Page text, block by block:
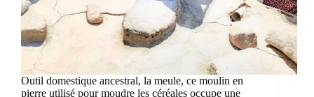
Outil domestique ancestral, la meule, ce moulin en
pierre utilisé pour moudre les céréales occupe une